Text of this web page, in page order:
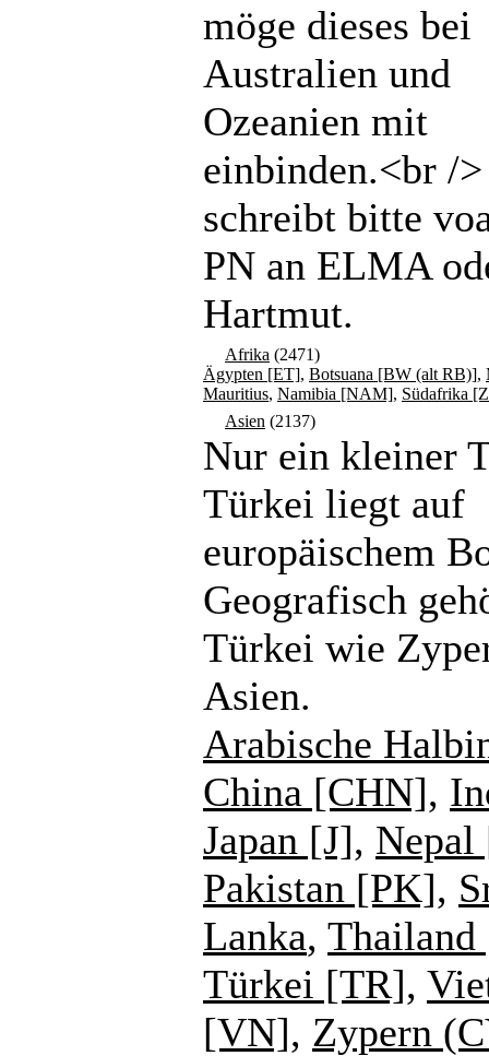
möge dieses bei
Australien und
Ozeanien mit
einbinden.<br /
schreibt bitte
PN an ELMA
Hartmut.
Afrika (2471)
Ägypten [ET], Botsuana [BW (alt RB)],
Mauritius, Namibia [NAM], Südafrika
Asien (2137)
Nur ein kleiner
Türkei liegt auf
europäischem
Geografisch
Türkei wie
Asien.
Arabische
China [CHN],
Japan [J],
Pakistan [PK],
Lanka,
Türkei [TR],
[VN], Zypern